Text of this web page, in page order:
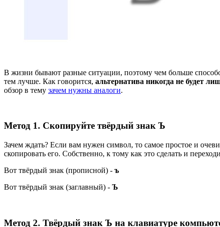
В жизни бывают разные ситуации, поэтому чем больше
тем лучше. Как говорится, альтернатива никогда не будет
обзор в тему зачем нужны аналоги.
Метод 1. Скопируйте твёрдый знак Ъ
Зачем ждать? Если вам нужен символ, то самое простое и
скопировать его. Собственно, к тому как это сделать и
Вот твёрдый знак (прописной) - ъ
Вот твёрдый знак (заглавный) - Ъ
Метод 2. Твёрдый знак Ъ на клавиатуре